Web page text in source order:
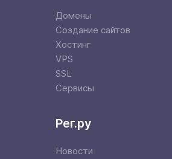
Домены
Создание сайтов
Хостинг
VPS
SSL
Сервисы
Рег.ру
Новости